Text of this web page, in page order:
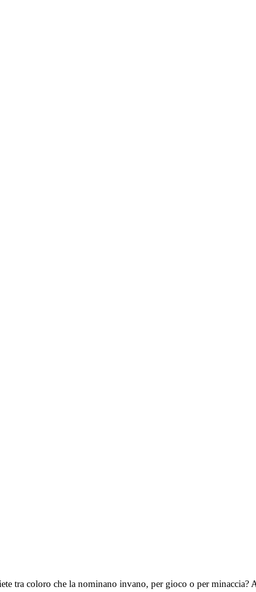
tra coloro che la nominano invano, per gioco o per